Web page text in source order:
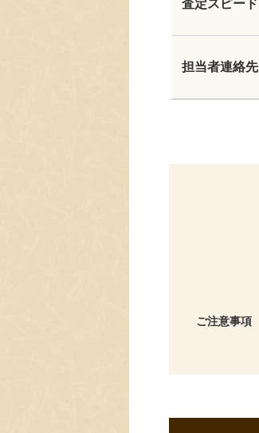
査定スピード
担当者連絡先
ご注意事項